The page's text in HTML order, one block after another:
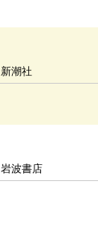
新潮社
岩波書店